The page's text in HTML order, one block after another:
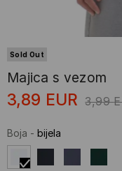
Sold Out
Majica s vezom
3,89 EUR 3,99
Boja - bijela